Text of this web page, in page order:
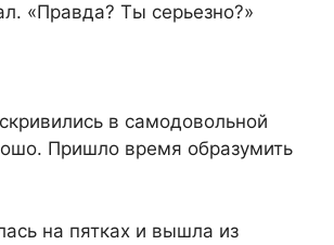
«Правда? Ты серьезно?»
в самодовольной
Пришло время образумить
на пятках и вышла из